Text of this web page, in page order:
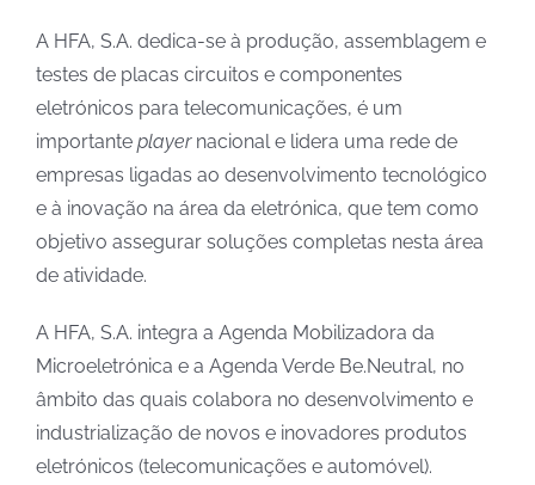
A HFA, S.A. dedica-se à produção, assemblagem e
testes de placas circuitos e componentes
eletrónicos para telecomunicações, é um
importante playernacional e lidera uma rede de
empresas ligadas ao desenvolvimento tecnológico
e à inovação na área da eletrónica, que tem como
objetivo assegurar soluções completas nesta área
de atividade.
A HFA, S.A. integra a Agenda Mobilizadora da
Microeletrónica e a Agenda Verde Be.Neutral, no
âmbito das quais colabora no desenvolvimento e
industrialização de novos e inovadores produtos
eletrónicos (telecomunicações e automóvel).